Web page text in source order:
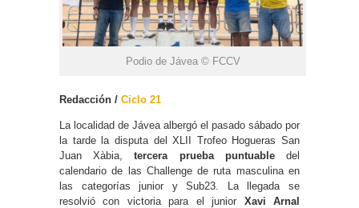
Podio de Jávea © FCCV
Redacción / Ciclo 21
La localidad de Jávea albergó el pasado sábado por
la tarde la disputa del XLII Trofeo Hogueras San
Juan Xàbia,
tercera prueba puntuabledel
calendario de las Challenge de ruta masculina en
las categorías junior y Sub23. La llegada se
resolvió con victoria para el junior Xavi Arnal